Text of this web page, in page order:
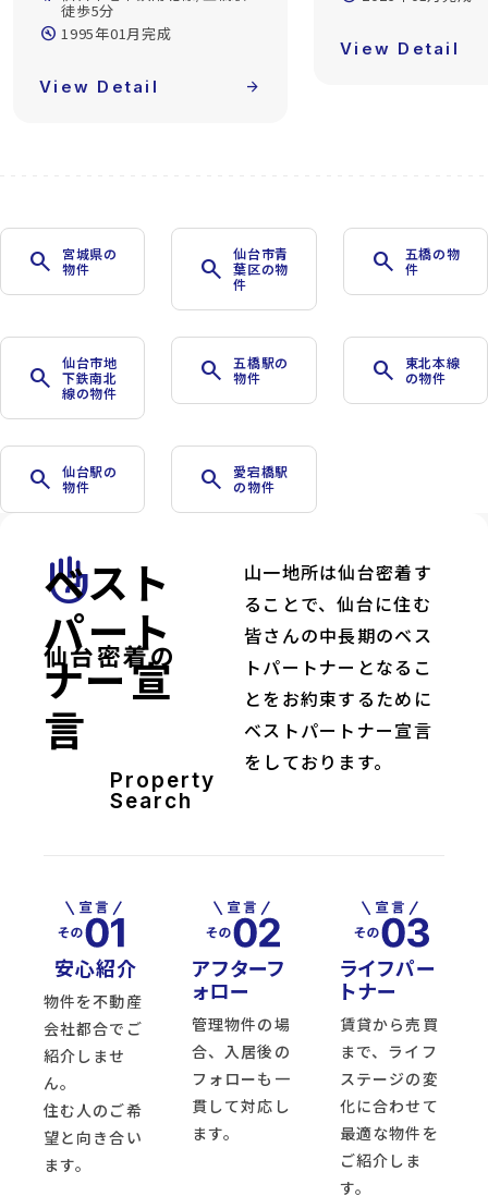
View Detail
search
宮城県の
物件
search
仙台市青
葉区の物
件
search
五橋の物
件
search
仙台市地
下鉄南北
線の物件
search
五橋駅の
物件
search
東北本線
の物件
search
仙台駅の
物件
search
愛宕橋駅
の物件
front_hand
仙台密着の
ベスト
パート
ナー宣
言
Property
Search
山一地所は仙台密着す
ることで、仙台に住む
皆さんの中長期のベス
トパートナーとなるこ
とをお約束するために
ベストパートナー宣言
をしております。
安心紹介
物件を不動産
会社都合でご
紹介しませ
ん。
住む人のご希
望と向き合い
ます。
アフターフ
ォロー
管理物件の場
合、入居後の
フォローも一
貫して対応し
ます。
ライフパー
トナー
賃貸から売買
まで、ライフ
ステージの変
化に合わせて
最適な物件を
ご紹介しま
す。